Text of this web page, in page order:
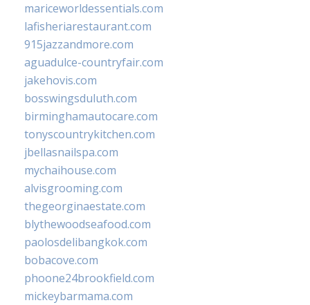
mariceworldessentials.com
lafisheriarestaurant.com
915jazzandmore.com
aguadulce-countryfair.com
jakehovis.com
bosswingsduluth.com
birminghamautocare.com
tonyscountrykitchen.com
jbellasnailspa.com
mychaihouse.com
alvisgrooming.com
thegeorginaestate.com
blythewoodseafood.com
paolosdelibangkok.com
bobacove.com
phoone24brookfield.com
mickeybarmama.com